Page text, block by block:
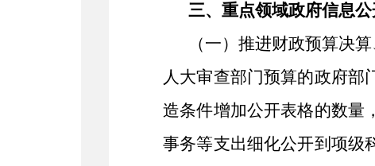
三、重点领域政府信息
（一）推进财政预算决
人大审查部门预算的政府部
造条件增加公开表格的数量
事务等支出细化公开到项级